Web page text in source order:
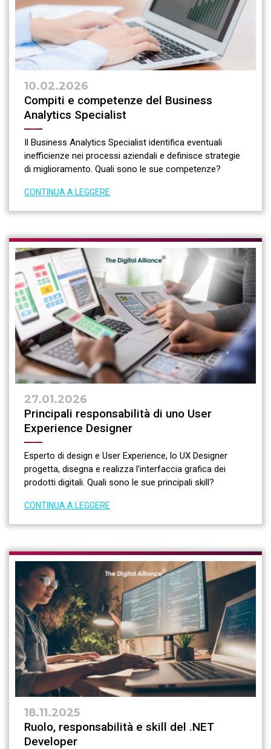
10.02.2026
Compiti e competenze del Business
Analytics Specialist
Il Business Analytics Specialist identifica eventuali
inefficienze nei processi aziendali e definisce strategie
di miglioramento. Quali sono le sue competenze?
CONTINUA A LEGGERE
27.01.2026
Principali responsabilità di uno User
Experience Designer
Esperto di design e User Experience, lo UX Designer
progetta, disegna e realizza l’interfaccia grafica dei
prodotti digitali. Quali sono le sue principali skill?
CONTINUA A LEGGERE
18.11.2025
Ruolo, responsabilità e skill del .NET
Developer